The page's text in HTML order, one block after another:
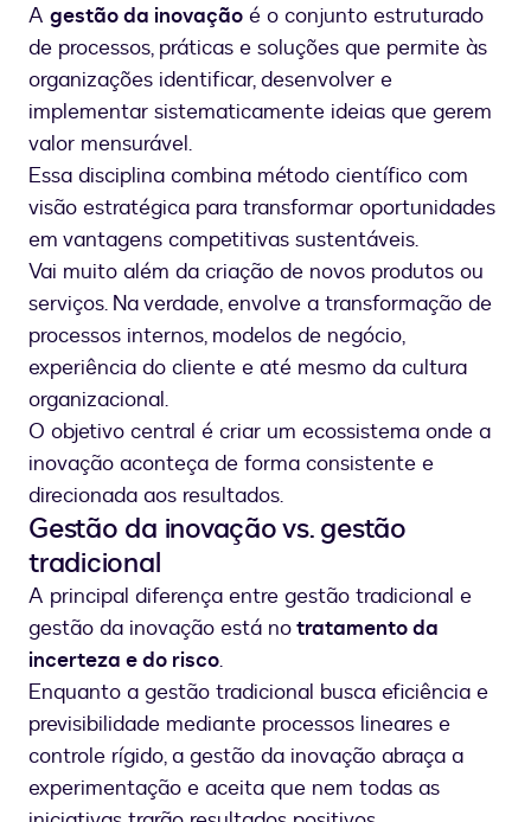
A gestão da inovação é o conjunto estruturado
de processos, práticas e soluções que permite às
organizações identificar, desenvolver e
implementar sistematicamente ideias que gerem
valor mensurável.
Essa disciplina combina método científico com
visão estratégica para transformar oportunidades
em vantagens competitivas sustentáveis.
Vai muito além da criação de novos produtos ou
serviços. Na verdade, envolve a transformação de
processos internos, modelos de negócio,
experiência do cliente e até mesmo da cultura
organizacional.
O objetivo central é criar um ecossistema onde a
inovação aconteça de forma consistente e
direcionada aos resultados.
Gestão da inovação vs. gestão
tradicional
A principal diferença entre gestão tradicional e
gestão da inovação está notratamento da
incerteza e do risco.
Enquanto a gestão tradicional busca eficiência e
previsibilidade mediante processos lineares e
controle rígido, a gestão da inovação abraça a
experimentação e aceita que nem todas as